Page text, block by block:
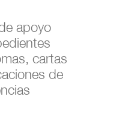
apoyo
cartas
de